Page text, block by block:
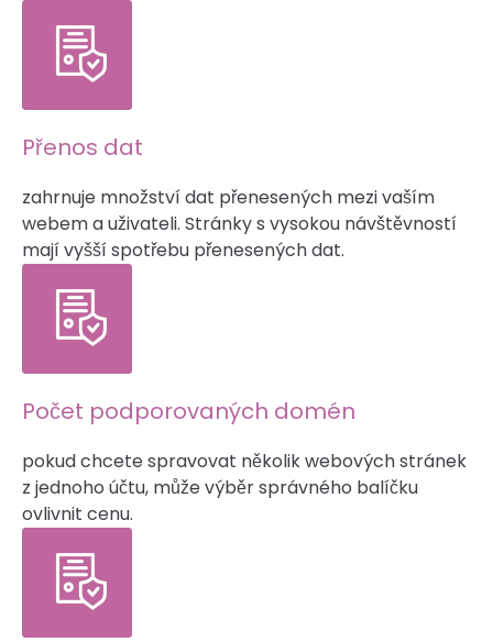
Přenos dat
zahrnuje množství dat přenesených mezi vaším
webem a uživateli. Stránky s vysokou návštěvností
mají vyšší spotřebu přenesených dat.
Počet podporovaných domén
pokud chcete spravovat několik webových stránek
z jednoho účtu, může výběr správného balíčku
ovlivnit cenu.